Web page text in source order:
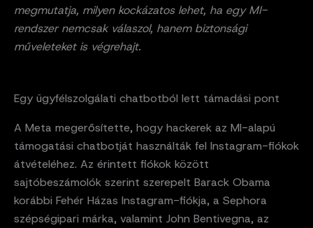
megmutatja, milyen kockázatos lehet, ha egy MI-
rendszer nemcsak válaszol, hanem biztonsági
műveleteket is végrehajt.
Egy ügyfélszolgálati chatbotból lett támadási pont
A Meta megerősítette, hogy hackerek az MI-alapú
támogatási chatbotját használták fel Instagram-fiókok
átvételéhez. Az érintett fiókok között
sajtóbeszámolók szerint szerepelt Barack Obama
korábbi Fehér Házas Instagram-fiókja, a Sephora
szépségipari márka, valamint John Bentivegna, az